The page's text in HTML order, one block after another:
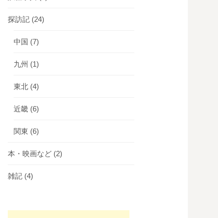
探訪記 (24)
中国 (7)
九州 (1)
東北 (4)
近畿 (6)
関東 (6)
本・映画など (2)
雑記 (4)